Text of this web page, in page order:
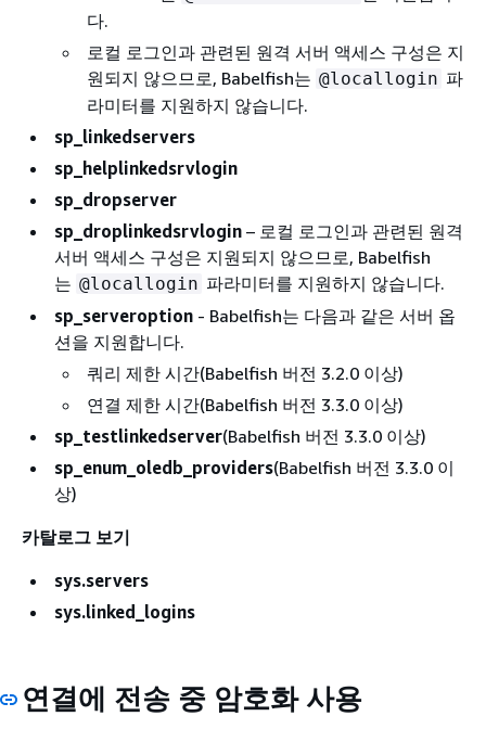
다.
로컬 로그인과 관련된 원격 서버 액세스 구성은 지
원되지 않으므로, Babelfish는 @locallogin 파
라미터를 지원하지 않습니다.
sp_linkedservers
sp_helplinkedsrvlogin
sp_dropserver
sp_droplinkedsrvlogin – 로컬 로그인과 관련된 원격
서버 액세스 구성은 지원되지 않으므로, Babelfish
는 @locallogin 파라미터를 지원하지 않습니다.
sp_serveroption - Babelfish는 다음과 같은 서버 옵
션을 지원합니다.
쿼리 제한 시간(Babelfish 버전 3.2.0 이상)
연결 제한 시간(Babelfish 버전 3.3.0 이상)
sp_testlinkedserver(Babelfish 버전 3.3.0 이상)
sp_enum_oledb_providers(Babelfish 버전 3.3.0 이
상)
카탈로그 보기
sys.servers
sys.linked_logins
연결에 전송 중 암호화 사용